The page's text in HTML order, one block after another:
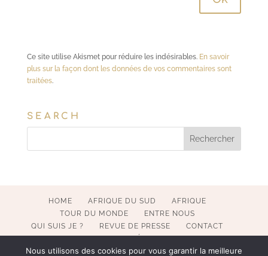
Ce site utilise Akismet pour réduire les indésirables. En savoir
plus sur la façon dont les données de vos commentaires sont
traitées.
SEARCH
HOME AFRIQUE DU SUD
AFRIQUE
TOUR DU MONDE
ENTRE NOUS
QUI SUIS JE ?
REVUE DE PRESSE
CONTACT
Nous utilisons des cookies pour vous garantir la meilleure